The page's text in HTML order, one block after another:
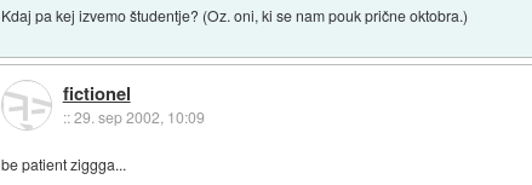
Kdaj pa kej izvemo študentje? (Oz. oni, ki se nam pouk prične oktobra.)
fictionel
::29. sep 2002, 10:09
be patient ziggga...